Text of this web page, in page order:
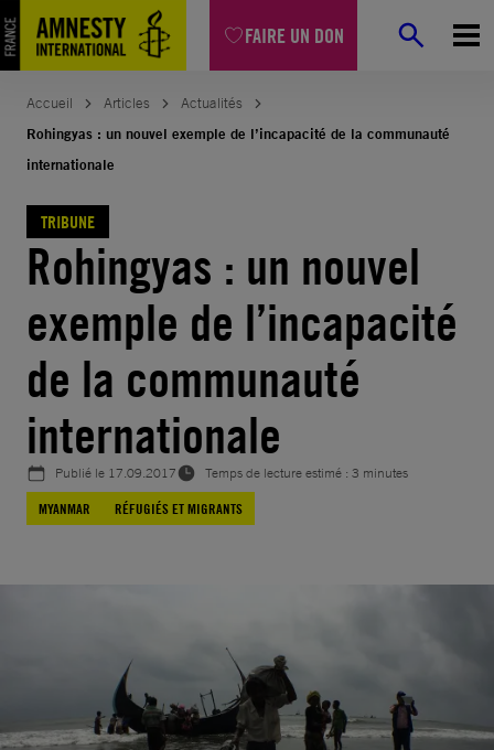
FAIRE UN DON
Aller
au
contenu
Accueil Articles
Actualités
Rohingyas : un nouvel exemple de l’incapacité de la communauté
internationale
TRIBUNE
Rohingyas : un nouvel
exemple de l’incapacité
de la communauté
internationale
Publié le 17.09.2017
Temps de lecture estimé : 3 minutes
MYANMAR
RÉFUGIÉS ET MIGRANTS